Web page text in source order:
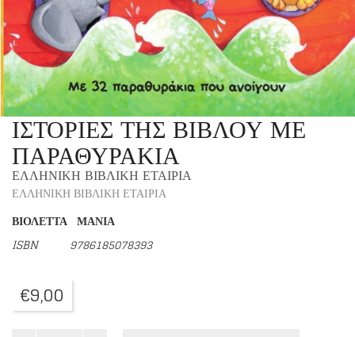
ΙΣΤΟΡΙΕΣ ΤΗΣ ΒΙΒΛΟΥ ΜΕ
ΠΑΡΑΘΥΡΑΚΙΑ
ΕΛΛΗΝΙΚΗ ΒΙΒΛΙΚΗ ΕΤΑΙΡΙΑ
ΕΛΛΗΝΙΚΗ ΒΙΒΛΙΚΗ ΕΤΑΙΡΙΑ
ΒΙΟΛΕΤΤΑ ΜΑΝΙΑ
ISBN 9786185078393
€9,00